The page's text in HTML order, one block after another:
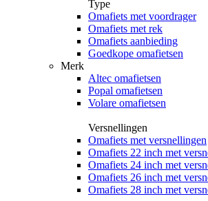
Type
Omafiets met voordrager
Omafiets met rek
Omafiets aanbieding
Goedkope omafietsen
Merk
Altec omafietsen
Popal omafietsen
Volare omafietsen
Versnellingen
Omafiets met versnellingen
Omafiets 22 inch met
Omafiets 24 inch met
Omafiets 26 inch met
Omafiets 28 inch met